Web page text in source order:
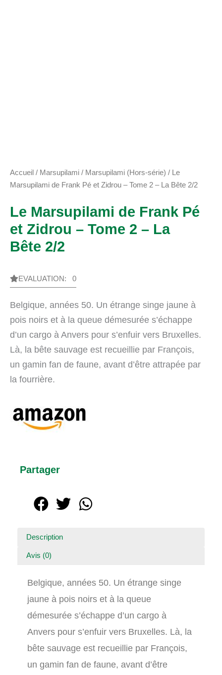
Accueil / Marsupilami / Marsupilami (Hors-série) / Le
Marsupilami de Frank Pé et Zidrou – Tome 2 – La Bête 2/2
Le Marsupilami de Frank Pé
et Zidrou – Tome 2 – La
Bête 2/2
EVALUATION: 0
Belgique, années 50. Un étrange singe jaune à
pois noirs et à la queue démesurée s’échappe
d’un cargo à Anvers pour s’enfuir vers Bruxelles.
Là, la bête sauvage est recueillie par François,
un gamin fan de faune, avant d’être attrapée par
la fourrière.
Partager
Description
Avis (0)
Belgique, années 50. Un étrange singe
jaune à pois noirs et à la queue
démesurée s’échappe d’un cargo à
Anvers pour s’enfuir vers Bruxelles. Là, la
bête sauvage est recueillie par François,
un gamin fan de faune, avant d’être